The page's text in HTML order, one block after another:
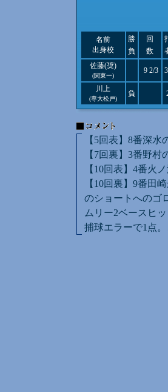
名前
出身校
勝
負
回
数
佐藤(奨)
(関東一)
9 2/3
川上
(専大松戸)
負
【5回表】8番深
【7回裏】3番野
【10回表】4番火
【10回裏】9番田
のショートへのゴ
ムリー2ベースヒ
捕球エラーで1点